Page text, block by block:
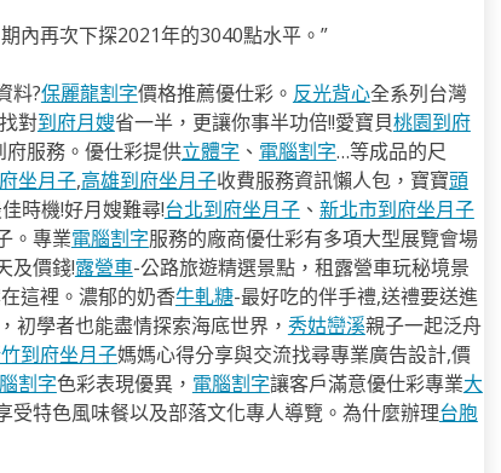
內再次下探2021年的3040點水平。”
料?保麗龍割字價格推薦優仕彩。 反光背心全系列台灣
對到府月嫂省一半，更讓你事半功倍!!愛寶貝桃園到府
服務。優仕彩提供立體字 、 電腦割字…等成品的尺
坐月子,高雄到府坐月子收費服務資訊懶人包，寶寶頭
時機!好月嫂難尋!台北到府坐月子、 新北市到府坐月子
。專業電腦割字服務的廠商優仕彩有多項大型展覽會場
及價錢!露營車-公路旅遊精選景點，租露營車玩秘境景
這裡。濃郁的奶香牛軋糖-最好吃的伴手禮,送禮要送進
初學者也能盡情探索海底世界， 秀姑巒溪親子一起泛舟
到府坐月子媽媽心得分享與交流找尋專業廣告設計,價
割字色彩表現優異， 電腦割字讓客戶滿意優仕彩專業大
受特色風味餐以及部落文化專人導覽。為什麼辦理台胞